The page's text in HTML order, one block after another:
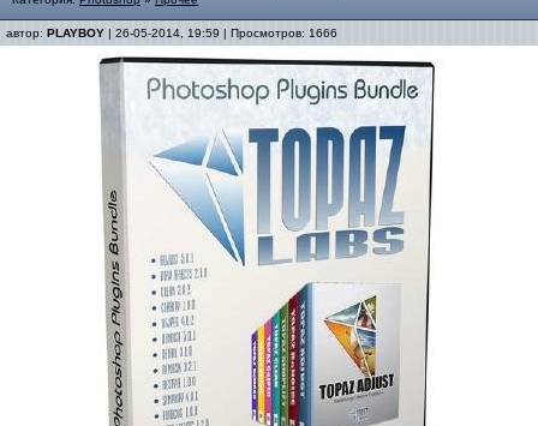
автор: PLAYBOY | 26-05-2014, 19:59 | Просмотров: 1666